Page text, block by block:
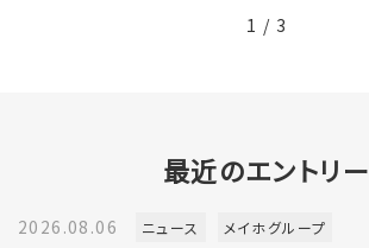
1 / 3
最近のエントリー
2026.08.06 ニュース メイホグループ